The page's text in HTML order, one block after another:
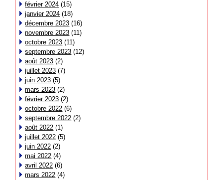
février 2024 (15)
janvier 2024 (18)
décembre 2023 (16)
novembre 2023 (11)
octobre 2023 (11)
septembre 2023 (12)
août 2023 (2)
juillet 2023 (7)
juin 2023 (5)
mars 2023 (2)
février 2023 (2)
octobre 2022 (6)
septembre 2022 (2)
août 2022 (1)
juillet 2022 (5)
juin 2022 (2)
mai 2022 (4)
avril 2022 (6)
mars 2022 (4)